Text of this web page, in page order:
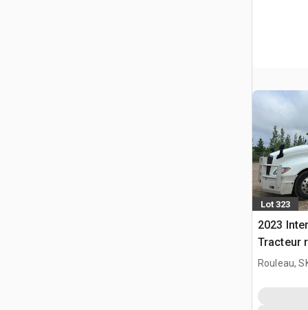
Lot 323
2023
Tracteur
Rouleau,